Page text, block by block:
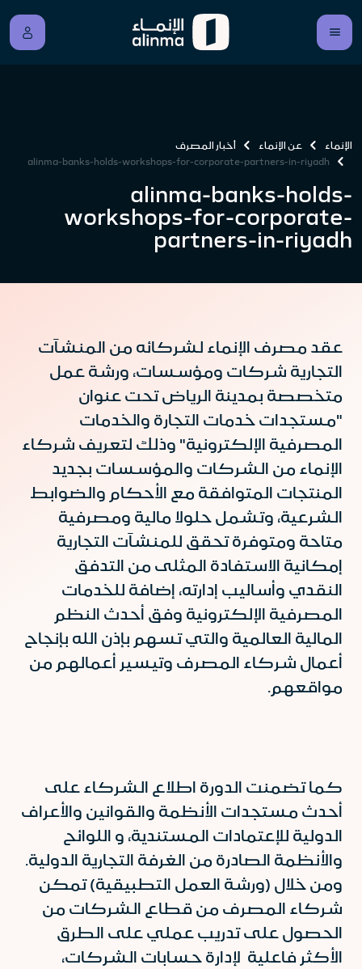
الإنماء عن الإنماء
أخبار المصرف
alinma-banks-holds-workshops-for-corporate-partners-in-riyadh
alinma-banks-holds-
workshops-for-corporate-
partners-in-riyadh
عقد مصرف الإنماء لشركائه من المنشآت
التجارية شركات ومؤسسات، ورشة عمل
متخصصة بمدينة الرياض تحت عنوان
"مستجدات خدمات التجارة والخدمات
المصرفية الإلكترونية" وذلك لتعريف شركاء
الإنماء من الشركات والمؤسسات بجديد
المنتجات المتوافقة مع الأحكام والضوابط
الشرعية، وتشمل حلولا مالية ومصرفية
متاحة ومتوفرة تحقق للمنشآت التجارية
إمكانية الاستفادة المثلى من التدفق
النقدي وأساليب إدارته، إضافة للخدمات
المصرفية الإلكترونية وفق أحدث النظم
المالية العالمية والتي تسهم بإذن الله بإنجاح
أعمال شركاء المصرف وتيسير أعمالهم من
مواقعهم.
كما تضمنت الدورة اطلاع الشركاء على
أحدث مستجدات الأنظمة والقوانين والأعراف
الدولية للإعتمادات المستندية، و اللوائح
والأنظمة الصادرة من الغرفة التجارية الدولية.
ومن خلال (ورشة العمل التطبيقية) تمكن
شركاء المصرف من قطاع الشركات من
الحصول على تدريب عملي على الطرق
الأكثر فاعلية لإدارة حسابات الشركات،